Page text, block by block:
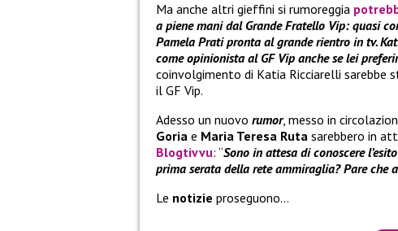
Ma anche altri gieffini si rumoreggia
a piene mani dal Grande Fratello Vip: quasi
Pamela Prati pronta al grande rientro in tv.
come opinionista al GF Vip anche se lei
coinvolgimento di Katia Ricciarelli sarebbe
il GF Vip.
Adesso un nuovo rumor, messo in
Goria e Maria Teresa Ruta sarebbero in
Blogtivvu: “Sono in attesa di conoscere
prima serata della rete ammiraglia? Pare che
Le notizie proseguono…